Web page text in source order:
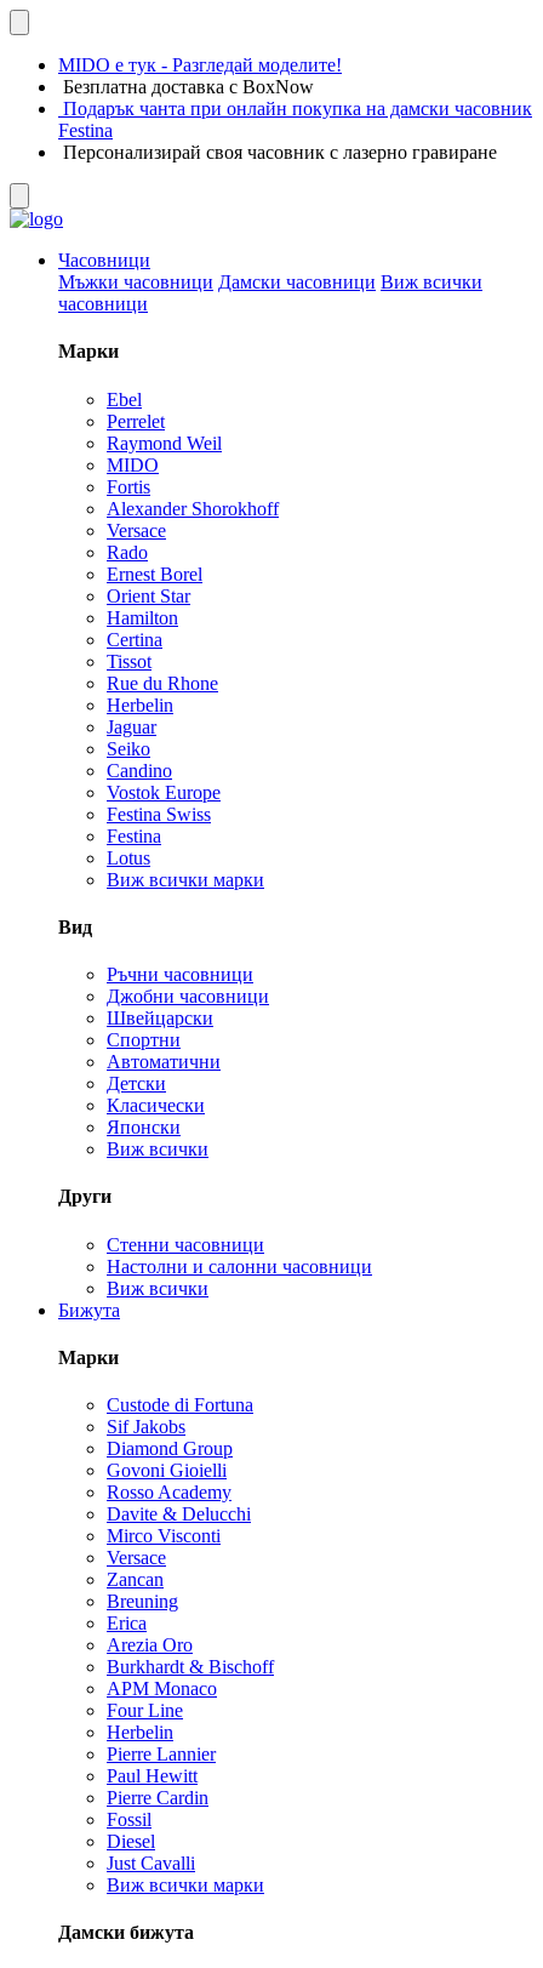
MIDO е тук - Разгледай моделите!
Безплатна доставка с BoxNow
Подарък чанта при онлайн покупка на дамски часовник
Festina
Персонализирай своя часовник с лазерно гравиране
Часовници
Мъжки часовници Дамски часовници Виж всички
часовници
Марки
Ebel
Perrelet
Raymond Weil
MIDO
Fortis
Alexander Shorokhoff
Versace
Rado
Ernest Borel
Orient Star
Hamilton
Certina
Tissot
Rue du Rhone
Herbelin
Jaguar
Seiko
Candino
Vostok Europe
Festina Swiss
Festina
Lotus
Виж всички марки
Вид
Ръчни часовници
Джобни часовници
Швейцарски
Спортни
Автоматични
Детски
Класически
Японски
Виж всички
Други
Стенни часовници
Настолни и салонни часовници
Виж всички
Бижута
Марки
Custode di Fortuna
Sif Jakobs
Diamond Group
Govoni Gioielli
Rosso Academy
Davite & Delucchi
Mirco Visconti
Versace
Zancan
Breuning
Erica
Arezia Oro
Burkhardt & Bischoff
APM Monaco
Four Line
Herbelin
Pierre Lannier
Paul Hewitt
Pierre Cardin
Fossil
Diesel
Just Cavalli
Виж всички марки
Дамски бижута